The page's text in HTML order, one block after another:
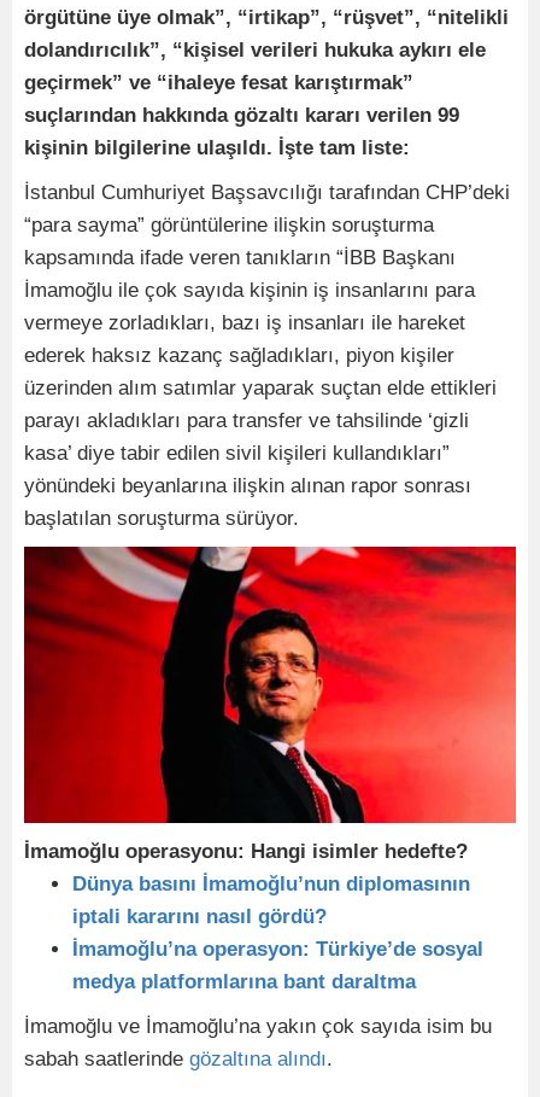
örgütüne üye olmak”, “irtikap”, “rüşvet”, “nitelikli
dolandırıcılık”, “kişisel verileri hukuka aykırı ele
geçirmek” ve “ihaleye fesat karıştırmak”
suçlarından hakkında gözaltı kararı verilen 99
kişinin bilgilerine ulaşıldı. İşte tam liste:
İstanbul Cumhuriyet Başsavcılığı tarafından CHP’deki
“para sayma” görüntülerine ilişkin soruşturma
kapsamında ifade veren tanıkların “İBB Başkanı
İmamoğlu ile çok sayıda kişinin iş insanlarını para
vermeye zorladıkları, bazı iş insanları ile hareket
ederek haksız kazanç sağladıkları, piyon kişiler
üzerinden alım satımlar yaparak suçtan elde ettikleri
parayı akladıkları para transfer ve tahsilinde ‘gizli
kasa’ diye tabir edilen sivil kişileri kullandıkları”
yönündeki beyanlarına ilişkin alınan rapor sonrası
başlatılan soruşturma sürüyor.
İmamoğlu operasyonu: Hangi isimler hedefte?
Dünya basını İmamoğlu’nun diplomasının
iptali kararını nasıl gördü?
İmamoğlu’na operasyon: Türkiye’de sosyal
medya platformlarına bant daraltma
İmamoğlu ve İmamoğlu’na yakın çok sayıda isim bu
sabah saatlerinde gözaltına alındı.